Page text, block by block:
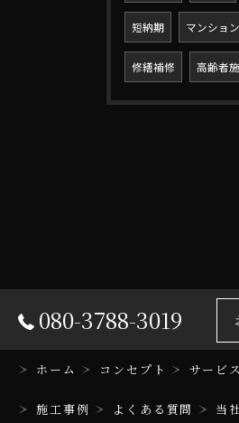
短納期 マンション
修繕補修 高齢者
080-3788-3019
ホーム コンセプト サービス
施工事例 よくある質問 当